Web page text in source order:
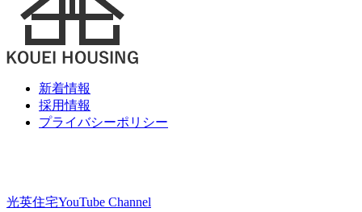
新着情報
採用情報
プライバシーポリシー
光英住宅YouTube Channel